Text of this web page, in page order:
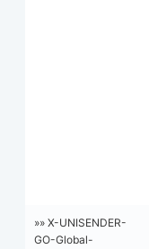
»» X-UNISENDER-
GO-Global-